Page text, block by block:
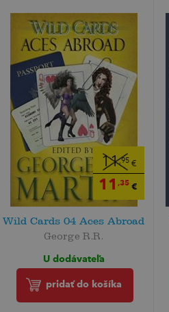
11,95 €
11 ,35 €
Wild Cards 04 Aces Abroad
George R.R.
U dodávateľa
pridať do košíka